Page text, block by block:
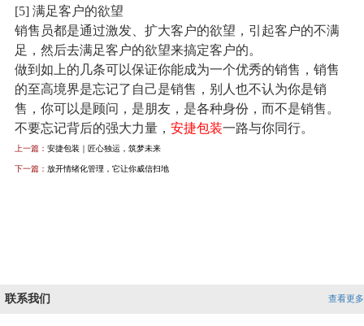
[5] 满足客户的欲望
销售员都是通过激发、扩大客户的欲望，引起客户的不满
足，然后去满足客户的欲望来搞定客户的。
做到如上的几条可以保证你能成为一个优秀的销售，销售
的至高境界是忘记了自己是销售，别人也不认为你是销
售，你可以是顾问，是朋友，是各种身份，而不是销售。
不要忘记背后的强大力量， 安捷包装一路与你同行。
上一篇： 安捷包装｜匠心独运，筑梦未来
下一篇： 放开情绪化管理，它让你威信扫地
联系我们 查看更多